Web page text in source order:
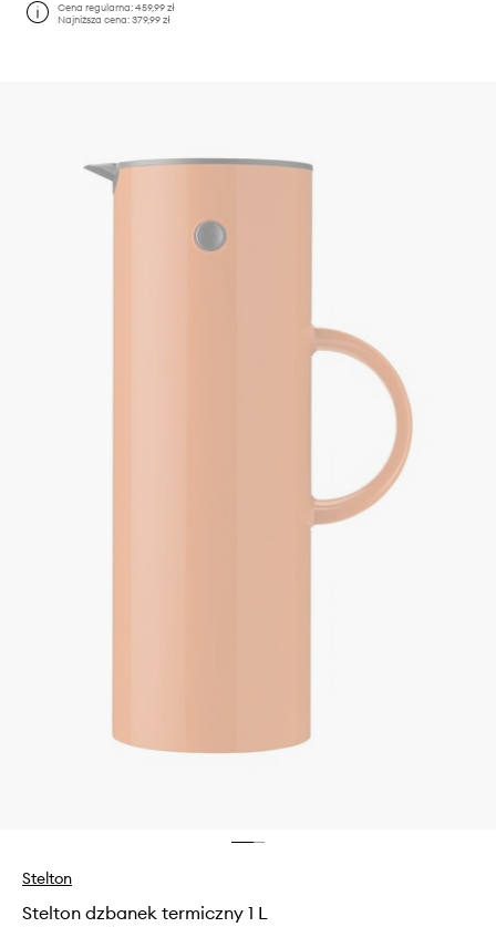
Cena regularna:459,99 zł
Najniższa cena:379,99 zł
Stelton
Stelton dzbanek termiczny 1 L